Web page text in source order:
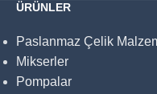
ÜRÜNLER
Paslanmaz Çelik
Mikserler
Pompalar